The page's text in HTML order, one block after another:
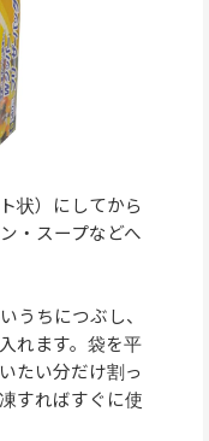
状）にしてから
・スープなどへ
うちにつぶし、
れます。袋を平
たい分だけ割っ
すればすぐに使